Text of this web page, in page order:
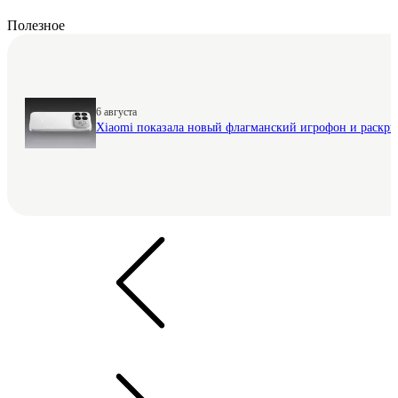
Полезное
6 августа
Xiaomi показала новый флагманский игрофон и